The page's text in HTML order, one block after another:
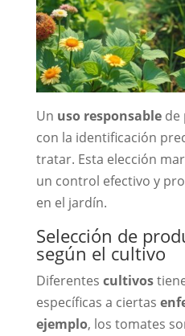
Un uso responsablede
con la identificación
tratar. Esta elección
un control efectivo y
en el jardín.
Selección de
según el cultivo
Diferentes cultivos
específicas a ciertas
ejemplo, los tomates